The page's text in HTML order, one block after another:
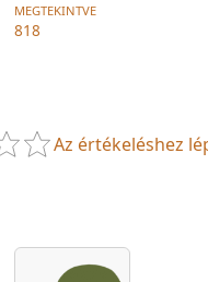
MEGTEKINTVE
818
Az értékeléshez